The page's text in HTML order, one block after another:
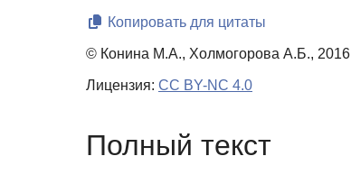
Копировать для цитаты
© Конина М.А., Холмогорова А.Б., 2016
Лицензия: CC BY-NC 4.0
Полный текст